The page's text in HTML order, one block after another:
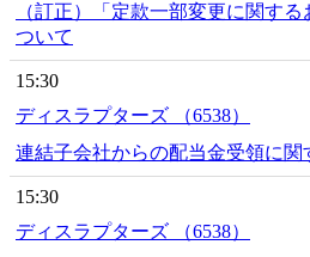
（訂正）「定款一部変更に関す
ついて
15:30
ディスラプターズ （6538）
連結子会社からの配当金受領に関
15:30
ディスラプターズ （6538）